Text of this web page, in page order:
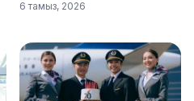
6 тамыз, 2026